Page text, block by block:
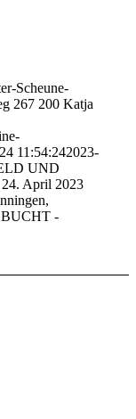
Scheune-
267 200 Katja
11:54:242023-
UND
April 2023
-